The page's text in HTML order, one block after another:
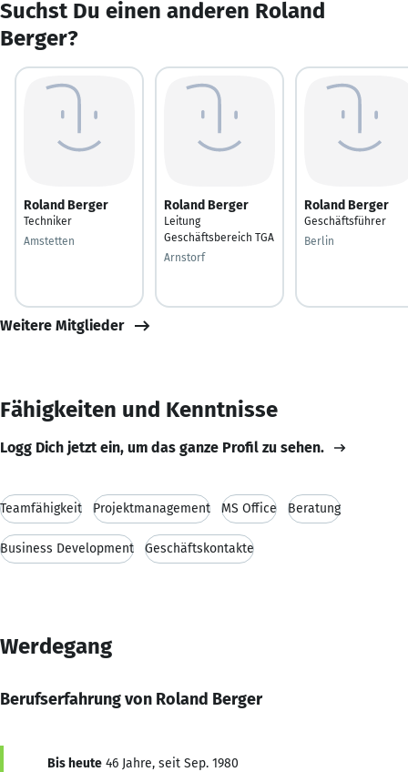
Suchst Du einen anderen Roland
Berger?
Roland Berger
Techniker
Amstetten
Roland Berger
Leitung
Geschäftsbereich TGA
Arnstorf
Roland Berger
Geschäftsführer
Berlin
Weitere Mitglieder
Fähigkeiten und Kenntnisse
Logg Dich jetzt ein, um das ganze Profil zu sehen.
Teamfähigkeit Projektmanagement MS Office Beratung
Business Development Geschäftskontakte
Werdegang
Berufserfahrung von Roland Berger
Bis heute 46 Jahre, seit Sep. 1980